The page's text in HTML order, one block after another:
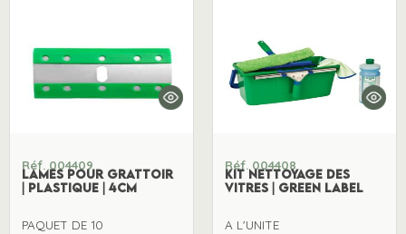
Réf. 004409
LAMES POUR GRATTOIR
| PLASTIQUE | 4CM
PAQUET DE 10
Réf. 004408
KIT NETTOYAGE DES
VITRES | GREEN LABEL
A L'UNITE